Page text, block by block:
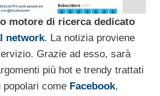
motore di ricerca dedicato
network. La notizia proviene
Grazie ad esso, sarà
più hot e trendy trattati
come Facebook,